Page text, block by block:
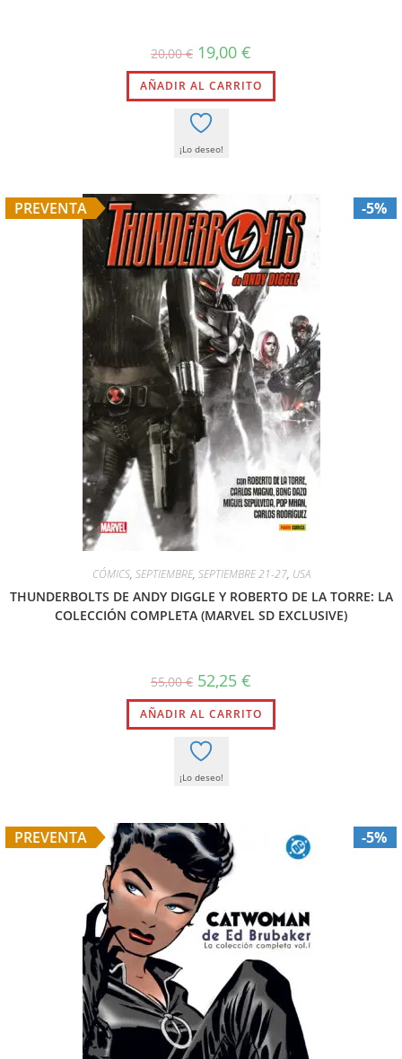
20,00€ 19,00 €
AÑADIR AL CARRITO
¡Lo deseo!
PREVENTA -5%
CÓMICS, SEPTIEMBRE, SEPTIEMBRE 21-27, USA
THUNDERBOLTS DE ANDY DIGGLE Y ROBERTO DE LA TORRE: LA
COLECCIÓN COMPLETA (MARVEL SD EXCLUSIVE)
55,00€ 52,25 €
AÑADIR AL CARRITO
¡Lo deseo!
PREVENTA -5%